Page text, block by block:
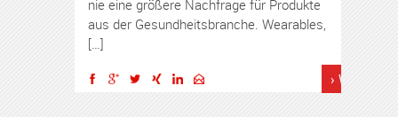
nie eine größere Nachfrage für Produkte
aus der Gesundheitsbranche. Wearables,
[…]
›